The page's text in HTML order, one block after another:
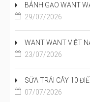
BÁNH GẠO WANT WANT SENBEI GOT RICE
29/07/2026
WANT WANT VIỆT NAM GÓP
23/07/2026
SỮA TRÁI CÂY 10 ĐIỂM 125ML – THƠM
07/07/2026